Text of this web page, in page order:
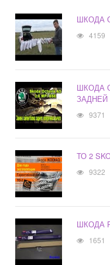
ШКОДА
4159
ШКОДА
9371
ТО 2
9322
ШКОДА
1651